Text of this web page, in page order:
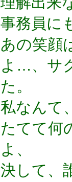
事務員に
あの笑顔
よ…、サ
た。
私なんて
たてて何
よ、
決して、